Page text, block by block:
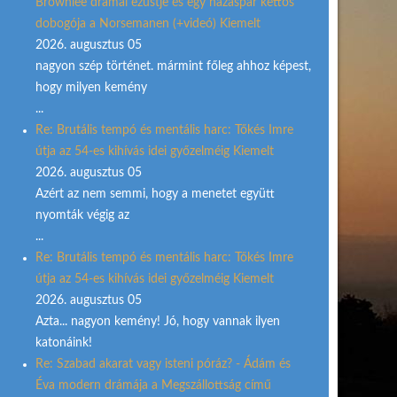
Brownlee drámai ezüstje és egy házaspár kettős
dobogója a Norsemanen (+videó) Kiemelt
2026. augusztus 05
nagyon szép történet. mármint főleg ahhoz képest,
hogy milyen kemény
...
Re: Brutális tempó és mentális harc: Tőkés Imre
útja az 54-es kihívás idei győzelméig Kiemelt
2026. augusztus 05
Azért az nem semmi, hogy a menetet együtt
nyomták végig az
...
Re: Brutális tempó és mentális harc: Tőkés Imre
útja az 54-es kihívás idei győzelméig Kiemelt
2026. augusztus 05
Azta... nagyon kemény! Jó, hogy vannak ilyen
katonáink!
Re: Szabad akarat vagy isteni póráz? - Ádám és
Éva modern drámája a Megszállottság című